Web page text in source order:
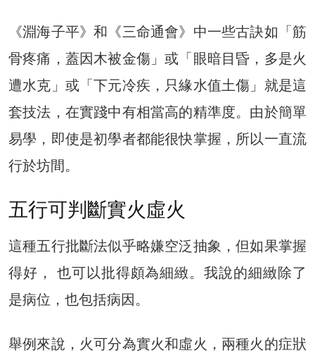
《淵海子平》和《三命通會》中一些古訣如「筋
骨疼痛，蓋因木被金傷」或「眼暗目昏，多是火
遭水克」或「下元冷疾，只緣水值土傷」就是這
套技法，在實踐中有相當高的精準度。由於簡單
易學，即使是初學者都能很快掌握，所以一直流
行於坊間。
五行可判斷實火虛火
這種五行批斷法似乎略嫌空泛抽象，但如果掌握
得好， 也可以批得頗為細緻。我說的細緻除了
是病位，也包括病因。
舉例來說，火可分為實火和虛火，兩種火的症狀